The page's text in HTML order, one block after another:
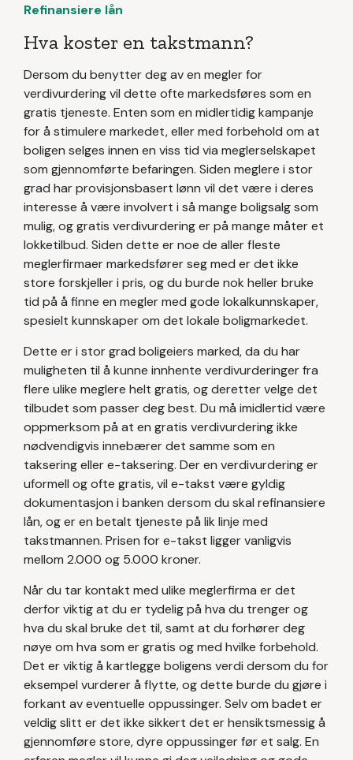
Refinansiere lån
Hva koster en takstmann?
Dersom du benytter deg av en megler for
verdivurdering vil dette ofte markedsføres som en
gratis tjeneste. Enten som en midlertidig kampanje
for å stimulere markedet, eller med forbehold om at
boligen selges innen en viss tid via meglerselskapet
som gjennomførte befaringen. Siden meglere i stor
grad har provisjonsbasert lønn vil det være i deres
interesse å være involvert i så mange boligsalg som
mulig, og gratis verdivurdering er på mange måter et
lokketilbud. Siden dette er noe de aller fleste
meglerfirmaer markedsfører seg med er det ikke
store forskjeller i pris, og du burde nok heller bruke
tid på å finne en megler med gode lokalkunnskaper,
spesielt kunnskaper om det lokale boligmarkedet.
Dette er i stor grad boligeiers marked, da du har
muligheten til å kunne innhente verdivurderinger fra
flere ulike meglere helt gratis, og deretter velge det
tilbudet som passer deg best. Du må imidlertid være
oppmerksom på at en gratis verdivurdering ikke
nødvendigvis innebærer det samme som en
taksering eller e-taksering. Der en verdivurdering er
uformell og ofte gratis, vil e-takst være gyldig
dokumentasjon i banken dersom du skal refinansiere
lån, og er en betalt tjeneste på lik linje med
takstmannen. Prisen for e-takst ligger vanligvis
mellom 2.000 og 5.000 kroner.
Når du tar kontakt med ulike meglerfirma er det
derfor viktig at du er tydelig på hva du trenger og
hva du skal bruke det til, samt at du forhører deg
nøye om hva som er gratis og med hvilke forbehold.
Det er viktig å kartlegge boligens verdi dersom du for
eksempel vurderer å flytte, og dette burde du gjøre i
forkant av eventuelle oppussinger. Selv om badet er
veldig slitt er det ikke sikkert det er hensiktsmessig å
gjennomføre store, dyre oppussinger før et salg. En